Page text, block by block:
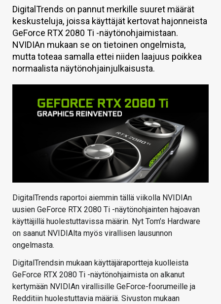
KAUPPA
VAIHDA TEEMA
DigitalTrends on pannut merkille suuret määrät
keskusteluja, joissa käyttäjät kertovat hajonneista
GeForce RTX 2080 Ti -näytönohjaimistaan.
NVIDIAn mukaan se on tietoinen ongelmista,
mutta toteaa samalla ettei niiden laajuus poikkea
normaalista näytönohjainjulkaisusta.
DigitalTrends raportoi aiemmin tällä viikolla NVIDIAn
uusien GeForce RTX 2080 Ti -näytönohjainten hajoavan
käyttäjillä huolestuttavissa määrin. Nyt Tom’s Hardware
on saanut NVIDIAlta myös virallisen lausunnon
ongelmasta.
DigitalTrendsin mukaan käyttäjäraportteja kuolleista
GeForce RTX 2080 Ti -näytönohjaimista on alkanut
kertymään NVIDIAn virallisille GeForce-foorumeille ja
Redditiin huolestuttavia määriä. Sivuston mukaan